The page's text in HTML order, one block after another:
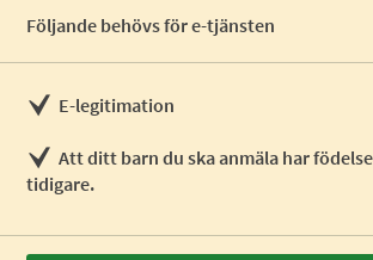
Följande behövs för e-tjänsten
E-legitimation
Att ditt barn du ska anmäla har
tidigare.